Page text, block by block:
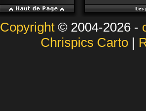
Copyright© 2004-2026 -
Chrispics Carto|